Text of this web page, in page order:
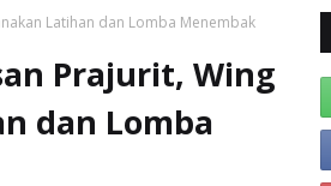
SELAMAT
Latihan dan Lomba Menembak
Prajurit, Wing
dan Lomba